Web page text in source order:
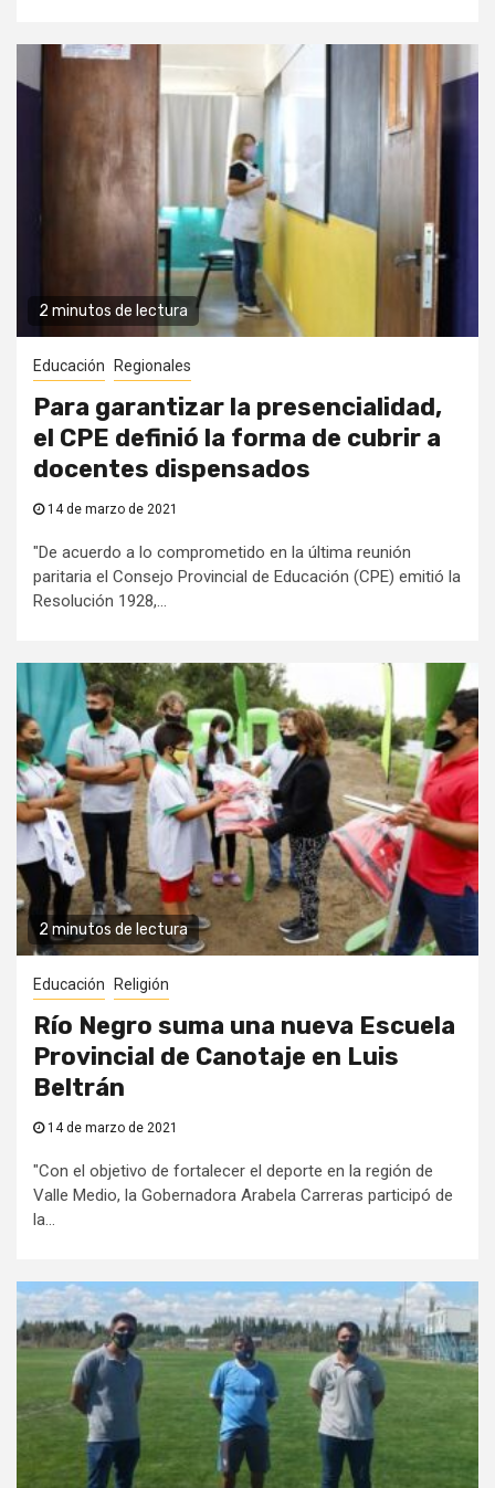
2 minutos de lectura
Educación Regionales
Para garantizar la presencialidad,
el CPE definió la forma de cubrir a
docentes dispensados
14 de marzo de 2021
"De acuerdo a lo comprometido en la última reunión
paritaria el Consejo Provincial de Educación (CPE) emitió la
Resolución 1928,...
2 minutos de lectura
Educación Religión
Río Negro suma una nueva Escuela
Provincial de Canotaje en Luis
Beltrán
14 de marzo de 2021
"Con el objetivo de fortalecer el deporte en la región de
Valle Medio, la Gobernadora Arabela Carreras participó de
la...